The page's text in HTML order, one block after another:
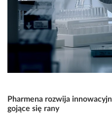
Pharmena rozwija
gojące się rany